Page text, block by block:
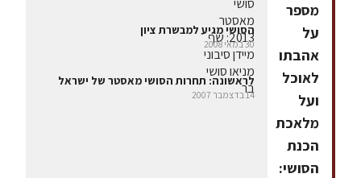
מספר
על
אהבתו
לאוכל
ועל
מלאכת
הכנת
הסושי:
הסושי מגיע למבשרת ציון
30 במאי 2008
לראשונה: תחרות הסושי מאסטר של ישראל
14 בדצמבר 2007